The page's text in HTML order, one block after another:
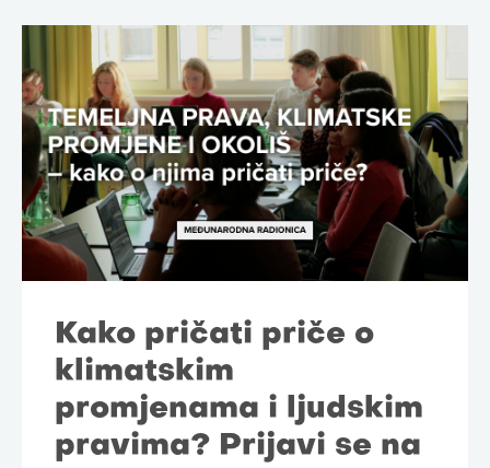
Kako pričati priče o
klimatskim
promjenama i ljudskim
pravima? Prijavi se na